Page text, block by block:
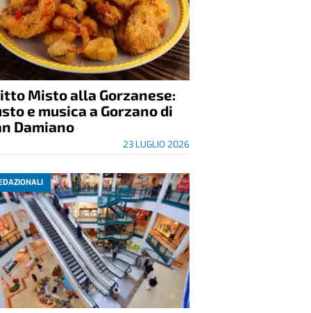
Misto alla Gorzanese:
e musica a Gorzano di
Damiano
23 LUGLIO 2026